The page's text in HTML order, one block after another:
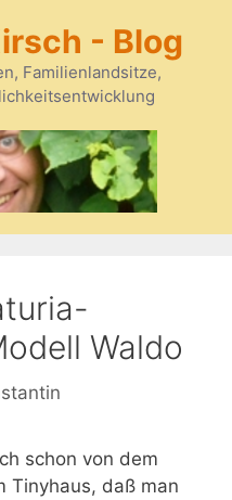
- Blog
Familienlandsitze,
Waldo
schon von dem
Tinyhaus, daß man